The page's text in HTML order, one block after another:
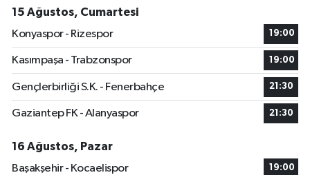
15 Ağustos, Cumartesi
Konyaspor - Rizespor
19:00
Kasımpaşa - Trabzonspor 19:00
Gençlerbirliği S.K. - Fenerbahçe 21:30
Gaziantep FK - Alanyaspor 21:30
16 Ağustos, Pazar
Başakşehir - Kocaelispor
19:00